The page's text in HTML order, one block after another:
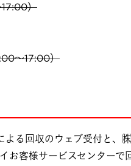
）
～17:00）
る回収のウェブ受付と、
客様サービスセンターで